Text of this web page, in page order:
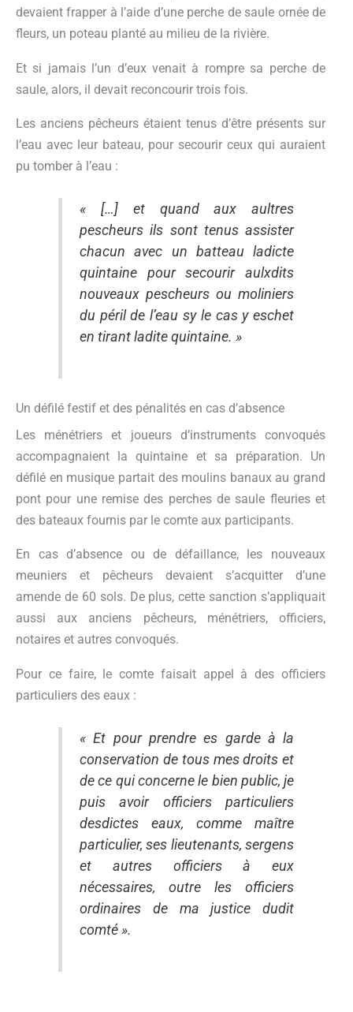
devaient frapper à l’aide d’une perche de saule ornée de
fleurs, un poteau planté au milieu de la rivière.
Et si jamais l’un d’eux venait à rompre sa perche de
saule, alors, il devait reconcourir trois fois.
Les anciens pêcheurs étaient tenus d’être présents sur
l’eau avec leur bateau, pour secourir ceux qui auraient
pu tomber à l’eau :
« […] et quand aux aultres
pescheurs ils sont tenus assister
chacun avec un batteau ladicte
quintaine pour secourir aulxdits
nouveaux pescheurs ou moliniers
du péril de l’eau sy le cas y eschet
en tirant ladite quintaine. »
Un défilé festif et des pénalités en cas d’absence
Les ménétriers et joueurs d’instruments convoqués
accompagnaient la quintaine et sa préparation. Un
défilé en musique partait des moulins banaux au grand
pont pour une remise des perches de saule fleuries et
des bateaux fournis par le comte aux participants.
En cas d’absence ou de défaillance, les nouveaux
meuniers et pêcheurs devaient s’acquitter d’une
amende de 60 sols. De plus, cette sanction s’appliquait
aussi aux anciens pêcheurs, ménétriers, officiers,
notaires et autres convoqués.
Pour ce faire, le comte faisait appel à des officiers
particuliers des eaux :
« Et pour prendre es garde à la
conservation de tous mes droits et
de ce qui concerne le bien public, je
puis avoir officiers particuliers
desdictes eaux, comme maître
particulier, ses lieutenants, sergens
et autres officiers à eux
nécessaires, outre les officiers
ordinaires de ma justice dudit
comté ».